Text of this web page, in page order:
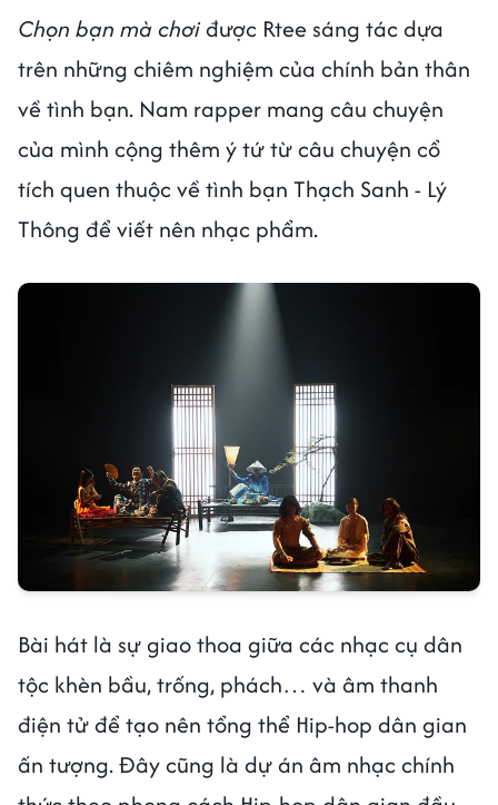
Chọn bạn mà chơiđược Rtee sáng tác dựa
trên những chiêm nghiệm của chính bản thân
về tình bạn. Nam rapper mang câu chuyện
của mình cộng thêm ý tứ từ câu chuyện cổ
tích quen thuộc về tình bạn Thạch Sanh - Lý
Thông để viết nên nhạc phẩm.
Bài hát là sự giao thoa giữa các nhạc cụ dân
tộc khèn bầu, trống, phách… và âm thanh
điện tử để tạo nên tổng thể Hip-hop dân gian
ấn tượng. Đây cũng là dự án âm nhạc chính